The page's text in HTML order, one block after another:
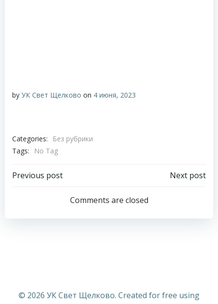
by УК Свет Щелково on 4 июня, 2023
Categories:
Без рубрики
Tags:
No Tag
Навигация
записям
Previous post
Навигация
по
записям
Next post
Comments are closed
© 2026 УК Свет Щелково. Created for free using